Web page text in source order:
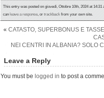
This entry was posted on giovedì, Ottobre 10th, 2024 at
canleave a response, ortrackbackfrom your own site.
« CATASTO, SUPERBONUS E
NEI CENTRI IN ALBANIA? SOLO
Leave a Reply
You must be logged in to post a